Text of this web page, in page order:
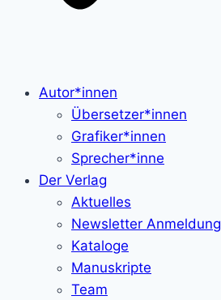
Autor*innen
Übersetzer*innen
Grafiker*innen
Sprecher*inne
Der Verlag
Aktuelles
Newsletter Anmeldung
Kataloge
Manuskripte
Team